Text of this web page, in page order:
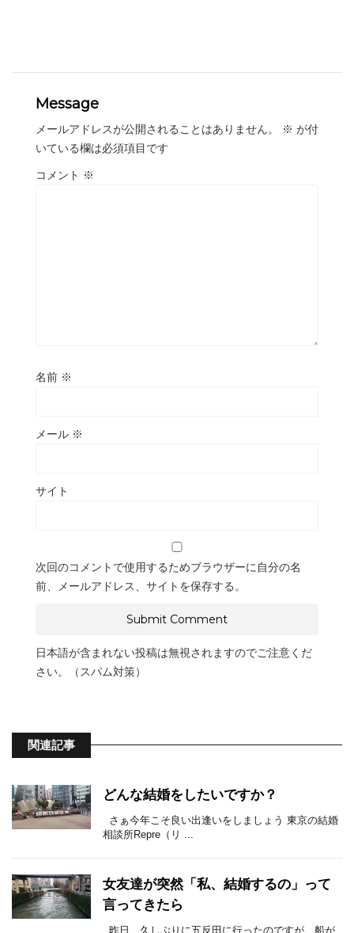
Message
メールアドレスが公開されることはありません。 ※ が付
いている欄は必須項目です
コメント ※
名前 ※
メール ※
サイト
次回のコメントで使用するためブラウザーに自分の名
前、メールアドレス、サイトを保存する。
日本語が含まれない投稿は無視されますのでご注意くだ
さい。（スパム対策）
関連記事
どんな結婚をしたいですか？
さぁ今年こそ良い出逢いをしましょう 東京の結婚
相談所Repre（リ ...
女友達が突然「私、結婚するの」って
言ってきたら
昨日、久しぶりに五反田に行ったのですが、船が